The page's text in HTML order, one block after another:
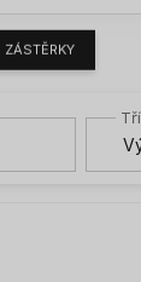
ZÁSTĚRKY